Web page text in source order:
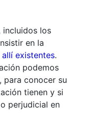
incluidos los
en la
existentes.
podemos
para conocer su
tienen y si
perjudicial en